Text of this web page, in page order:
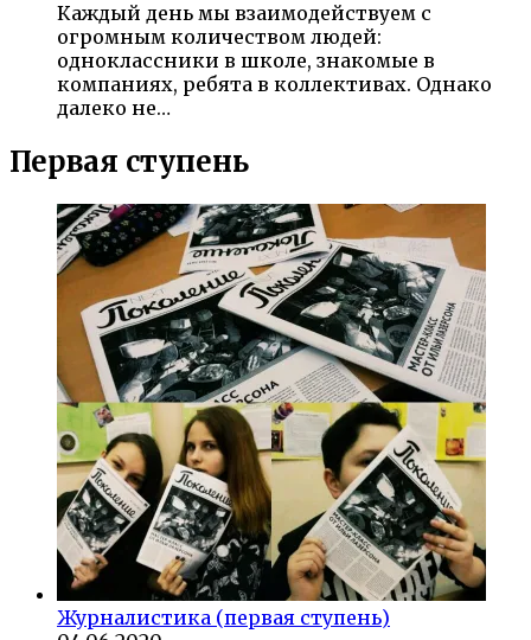
Каждый день мы взаимодействуем с
огромным количеством людей:
одноклассники в школе, знакомые в
компаниях, ребята в коллективах. Однако
далеко не…
Первая ступень
Журналистика (первая ступень)